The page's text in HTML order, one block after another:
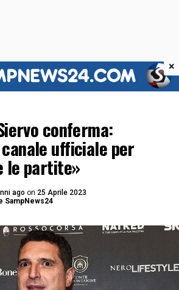
conferma:
ufficiale per
le partite»
ago on 25 Aprile 2023
SampNews24
×